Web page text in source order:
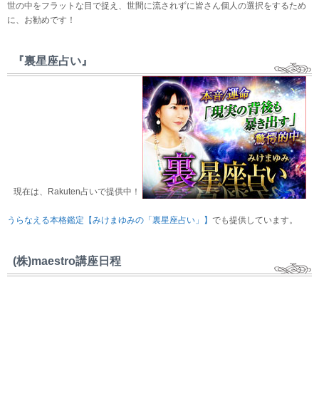
世の中をフラットな目で捉え、世間に流されずに皆さん個人の選択をするため
に、お勧めです！
『裏星座占い』
現在は、Rakuten占いで提供中！
うらなえる本格鑑定【みけまゆみの「裏星座占い」】 でも提供しています。
(株)maestro講座日程